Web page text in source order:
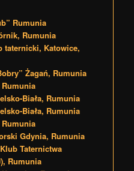
Rumunia
Rumunia
taternicki, Katowice,
Żagań, Rumunia
Rumunia
Biała, Rumunia
Biała, Rumunia
Rumunia
Gdynia, Rumunia
Taternictwa
Rumunia